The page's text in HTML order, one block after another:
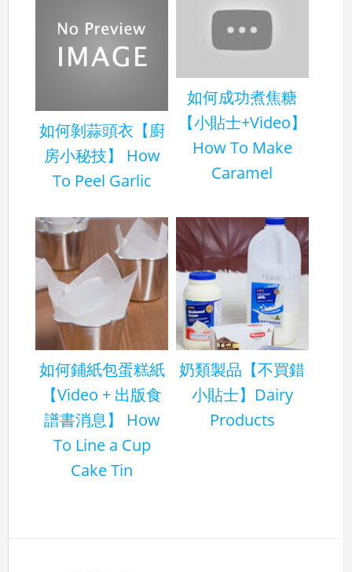
如何剝蒜頭衣【廚
房小秘技】 How
To Peel Garlic
如何成功煮焦糖
【小貼士+Video】
How To Make
Caramel
如何鋪紙包蛋糕紙
【Video + 出版食
譜書消息】 How
To Line a Cup
Cake Tin
奶類製品【不買錯
小貼士】Dairy
Products